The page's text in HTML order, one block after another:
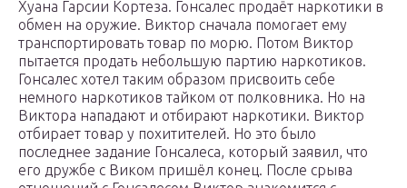
Хуана Гарсии Кортеза. Гонсалес продаёт наркотики в
обмен на оружие. Виктор сначала помогает ему
транспортировать товар по морю. Потом Виктор
пытается продать небольшую партию наркотиков.
Гонсалес хотел таким образом присвоить себе
немного наркотиков тайком от полковника. Но на
Виктора нападают и отбирают наркотики. Виктор
отбирает товар у похитителей. Но это было
последнее задание Гонсалеса, который заявил, что
его дружбе с Виком пришёл конец. После срыва